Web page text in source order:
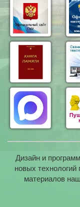
Дизайн и
новых
материалов